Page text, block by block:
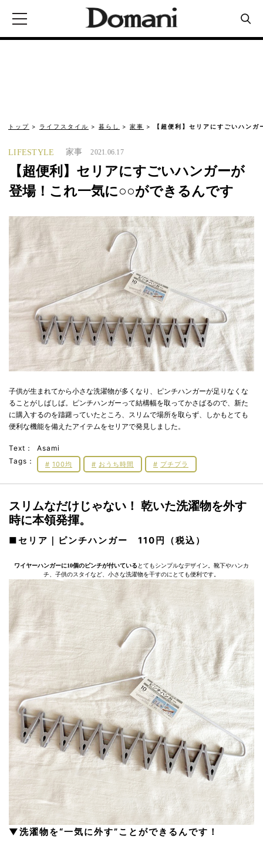
トップ ライフスタイル 暮らし 家事 【超便利】セリアにすごいハン
LIFESTYLE 家事 2021.06.17
【超便利】セリアにすごいハンガーが
登場！これ一気に○○ができるんです
子供が生まれてから小さな洗濯物が多くなり、ピンチハンガーが足りなくな
ることがしばしば。ピンチハンガーって結構幅を取ってかさばるので、新た
に購入するのを躊躇っていたところ、スリムで場所を取らず、しかもとても
便利な機能を備えたアイテムをセリアで発見しました。
Text：
Asami
Tags：
100均 おうち時間 プチプラ
スリムなだけじゃない！ 乾いた洗濯物を外す
時に本領発揮。
■セリア｜ピンチハンガー 110円（税込）
ワイヤーハンガーに10個のピンチが付いている とてもシンプルなデザイン。靴下やハンカ
チ、子供のスタイなど、小さな洗濯物を干すのにとても便利です。
▼洗濯物を“一気に外す”ことができるんです！